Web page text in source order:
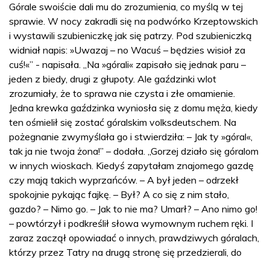
Górale swoiście dali mu do zrozumienia, co myślą w tej
sprawie. W nocy zakradli się na podwórko Krzeptowskich
i wystawili szubieniczkę jak się patrzy. Pod szubieniczką
widniał napis: »Uwazaj – no Wacuś – będzies wisioł za
cuś!«” - napisała. „Na »górali« zapisało się jednak paru –
jeden z biedy, drugi z głupoty. Ale gaździnki wlot
zrozumiały, że to sprawa nie czysta i złe omamienie.
Jedna krewka gaździnka wyniosła się z domu męża, kiedy
ten ośmielił się zostać góralskim volksdeutschem. Na
pożegnanie zwymyślała go i stwierdziła: – Jak ty »góral«,
tak ja nie twoja żona!” – dodała. „Gorzej działo się góralom
w innych wioskach. Kiedyś zapytałam znajomego gazdę
czy mają takich wyprzańców. – A był jeden – odrzekł
spokojnie pykając fajkę. – Był? A co się z nim stało,
gazdo? – Nimo go. – Jak to nie ma? Umarł? – Ano nimo go!
– powtórzył i podkreślił słowa wymownym ruchem ręki. I
zaraz zaczął opowiadać o innych, prawdziwych góralach,
którzy przez Tatry na drugą stronę się przedzierali, do